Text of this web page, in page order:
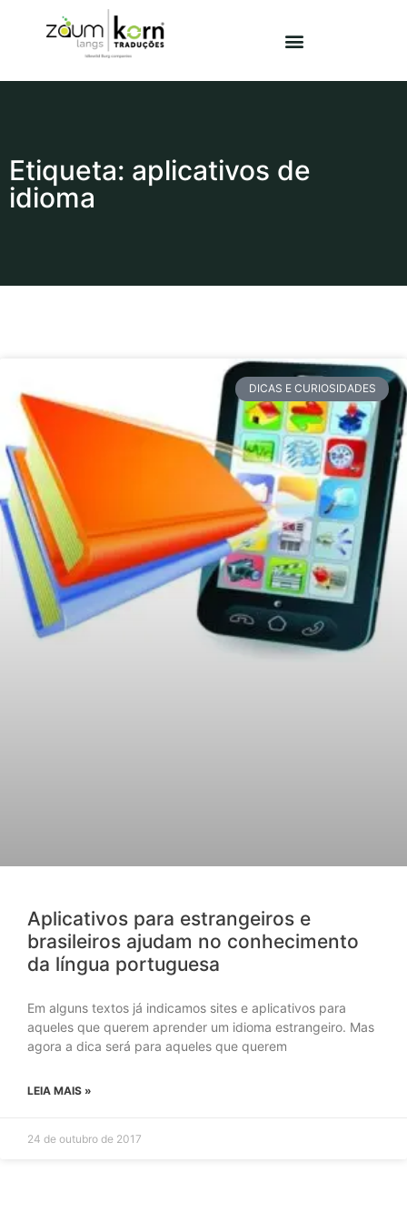
Etiqueta: aplicativos de
idioma
DICAS E CURIOSIDADES
Aplicativos para estrangeiros e
brasileiros ajudam no conhecimento
da língua portuguesa
Em alguns textos já indicamos sites e aplicativos para
aqueles que querem aprender um idioma estrangeiro. Mas
agora a dica será para aqueles que querem
LEIA MAIS »
24 de outubro de 2017